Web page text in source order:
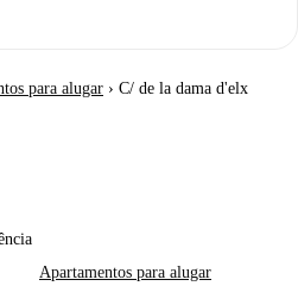
para alugar › C/ de la dama d'elx
Apartamentos para alugar